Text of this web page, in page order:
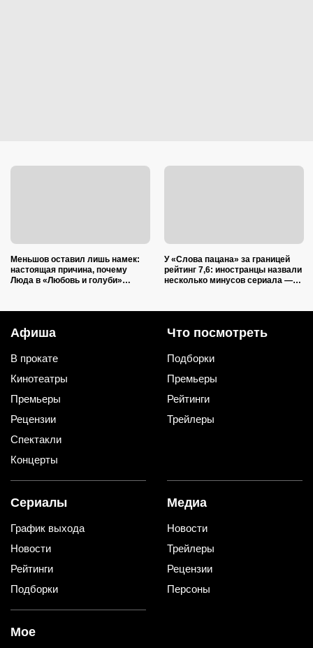
Меньшов оставил лишь намек:
настоящая причина, почему
Люда в «Любовь и голуби»
У «Слова пацана» за границей
рейтинг 7,6: иностранцы назвали
несколько минусов сериала —
Афиша
В прокате
Кинотеатры
Премьеры
Рецензии
Спектакли
Концерты
Что посмотреть
Подборки
Премьеры
Рейтинги
Трейлеры
Сериалы
График выхода
Новости
Рейтинги
Подборки
Медиа
Новости
Трейлеры
Рецензии
Персоны
Мое